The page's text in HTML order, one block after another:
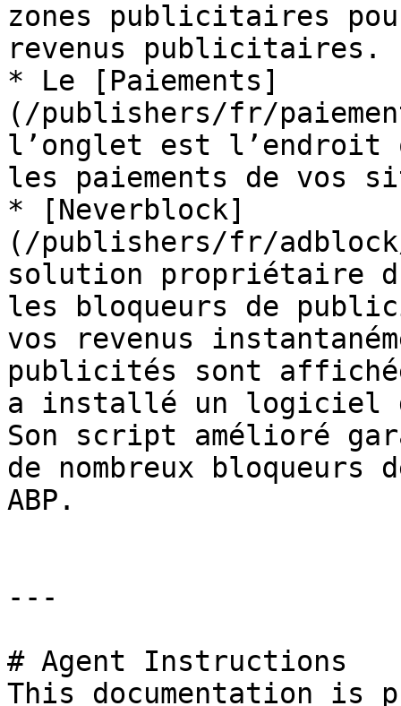
zones publicitaires
revenus publicitaires.
* Le [Paiements]
(/publishers/fr/
l’onglet est l’endroit
les paiements de vos
* [Neverblock]
(/publishers/fr/
solution propriétaire
les bloqueurs de
vos revenus
publicités sont
a installé un logiciel
Son script amélioré
de nombreux
ABP.
---
# Agent Instructions
This documentation is